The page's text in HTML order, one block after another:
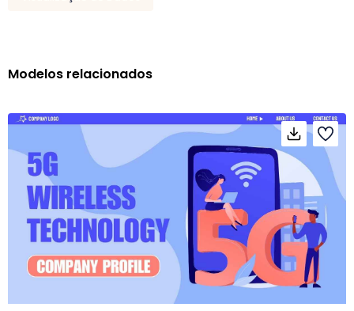
Modelos relacionados